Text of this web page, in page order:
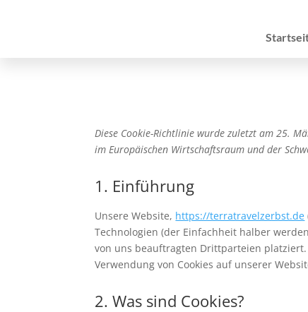
Diese Cookie-Richtlinie wurde zuletzt am 25.
im Europäischen Wirtschaftsraum und der
1. Einführung
Unsere Website, https://terratravelzerbst.de
Technologien (der Einfachheit halber
von uns beauftragten Drittparteien
Verwendung von Cookies auf unserer
2. Was sind Cookies?